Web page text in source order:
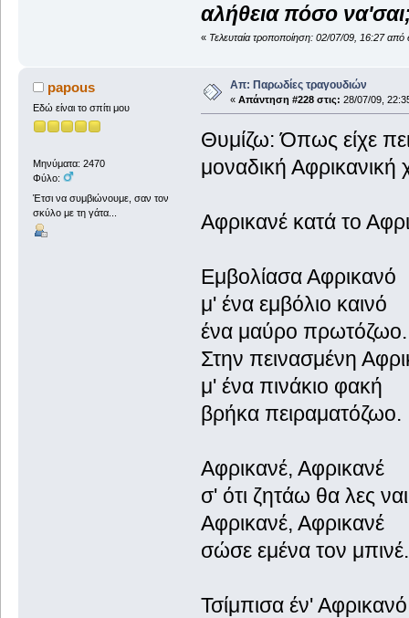
αλήθεια πόσο
« Τελευταία τροποποίηση: 02/07/09, 16:27 από
papous
Εδώ είναι το σπίτι μου
Μηνύματα: 2470
Φύλο:
Έτσι να συμβιώνουμε, σαν τον
σκύλο με τη γάτα...
Απ: Παρωδίες τραγουδιών
« Απάντηση #228 στις: 28/07/09,
Θυμίζω: Όπως είχε
μοναδική
Αφρικανέ κατά το
Εμβολίασα Αφρικανό
μ' ένα εμβόλιο καινό
ένα μαύρο πρωτόζωο.
Στην πεινασμένη
μ' ένα πινάκιο φακή
βρήκα πειραματόζωο.
Αφρικανέ, Αφρικανέ
σ' ότι ζητάω θα λες ναι
Αφρικανέ, Αφρικανέ
σώσε εμένα τον
Τσίμπισα έν' Αφρικανό